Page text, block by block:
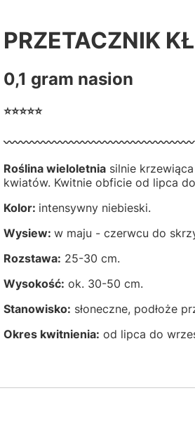
PRZETACZNIK
0,1 gram nasion
⭐⭐⭐⭐⭐
〰️〰️〰️〰️〰️〰️〰️〰️〰️〰️〰️〰️〰️〰️〰️〰️〰️
Roślina wieloletniasilnie krzewiąca
kwiatów. Kwitnie obficie od lipca
Kolor: intensywny niebieski.
Wysiew: w maju - czerwcu do
Rozstawa: 25-30 cm.
Wysokość: ok. 30-50 cm.
Stanowisko: słoneczne, podłoże
Okres kwitnienia: od lipca do